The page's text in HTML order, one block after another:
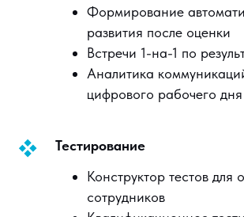
Формирование
развития после оценки
Встречи 1-на-1 по
Аналитика
цифрового рабочего дня
Тестирование
Конструктор тестов для
сотрудников